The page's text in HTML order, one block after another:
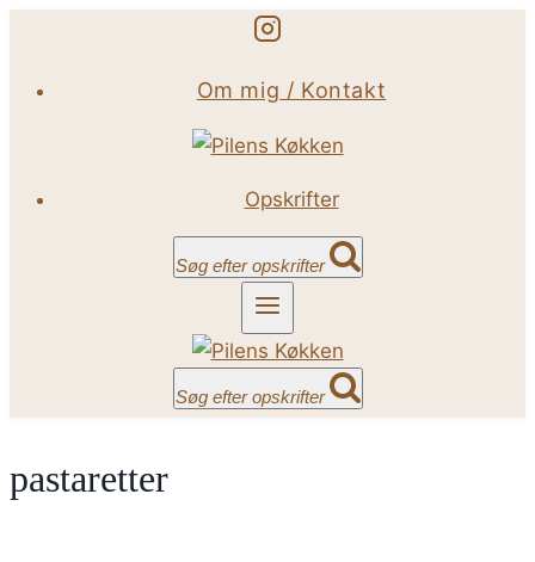
indhold
Om mig / Kontakt
Opskrifter
Søg efter opskrifter
Søg efter opskrifter
pastaretter